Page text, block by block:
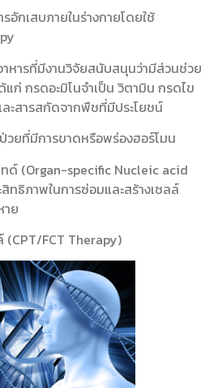
อักเสบภายในร่างกายโดยใช้
หารที่มีงานวิจัยสนับสนุนว่ามีส่วนช่วย
ก่ กรดอะมิโนจำเป็น วิตามิน กรดไข
ะสารสกัดจากพืชที่มีประโยชน์
วยที่มีการขาดหรือพร่องฮอร์โมน
ทด์ (Organ-specific Nucleic acid
ทธิภาพในการซ่อมและสร้างเซลล์
าย
(CPT/FCT Therapy)